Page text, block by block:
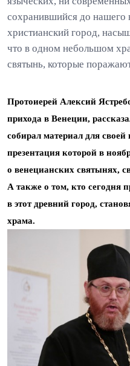
сохранившийся до нашего
христианский город,
что в одном небольшом
святынь, которые
Протоиерей Алексий
прихода в Венеции,
собирал материал для
презентация которой в
о венецианских святынях,
А также о том, кто сегодня
в этот древний город,
храма.